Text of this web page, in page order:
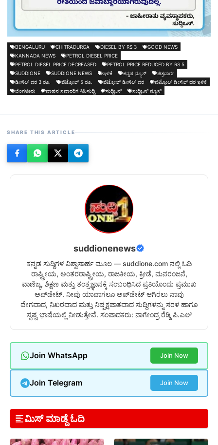
BENGALURU CHITRADURGA DIESEL BY RS 3
GOOD NEWS
KANNADA NEWS
PETROL DIESEL PRICE
PETROL DIESEL PRICE DECREASED
PETROL PRICE REDUCED BY RS 5
SUDDIONE
SUDDIONE NEWS ಇಳಿಕೆ ಕನ್ನಡ ನ್ಯೂಸ್
ಚಿತ್ರದುರ್ಗ
ಡೀಸೆಲ್ ದರ 3 ರೂ.
ಪೆಟ್ರೋಲ್ 5 ರೂ. ಪೆಟ್ರೋಲ್ ಡೀಸೆಲ್ ದರ
ಪೆಟ್ರೋಲ್ ಡೀಸೆಲ್ ದರ ಇಳಿಕೆ
ಬೆಂಗಳೂರು
ವಾಹನ ಸವಾರರಿಗೆ ಸಿಹಿಸುದ್ದಿ ಸುದ್ದಿಒನ್ ಸುದ್ದಿಒನ್ ನ್ಯೂಸ್
SHARE THIS ARTICLE
suddionenews
ಕನ್ನಡ ಸುದ್ದಿಗಳ ವಿಶ್ವಾಸಾರ್ಹ ಮೂಲ — suddione.com ನಲ್ಲಿ ಓದಿ
ರಾಷ್ಟ್ರೀಯ, ಅಂತರರಾಷ್ಟ್ರೀಯ, ರಾಜಕೀಯ, ಕ್ರೀಡೆ, ಮನರಂಜನೆ,
ವಾಣಿಜ್ಯ, ಶಿಕ್ಷಣ ಮತ್ತು ತಂತ್ರಜ್ಞಾನಕ್ಕೆ ಸಂಬಂಧಿಸಿದ ಪ್ರತಿಯೊಂದು ಪ್ರಮುಖ
ಅಪ್‌ಡೇಟ್. ನೀವು ಯಾವಾಗಲೂ ಅಪ್‌ಡೇಟ್ ಆಗಿರಲು ನಾವು
ವೇಗವಾದ, ನಿಖರವಾದ ಮತ್ತು ನಿಷ್ಪಕ್ಷಪಾತವಾದ ಸುದ್ದಿಗಳನ್ನು ಸರಳ ಹಾಗೂ
ಸ್ಪಷ್ಟ ಭಾಷೆಯಲ್ಲಿ ನೀಡುತ್ತೇವೆ. ಸಂಪಾದಕರು: ನಾಗೇಂದ್ರ ರೆಡ್ಡಿ ಪಿ.ಎಲ್
Join WhatsApp Join Now
Join Telegram Join Now
ಮಿಸ್ ಮಾಡ್ದೆ ಓದಿ